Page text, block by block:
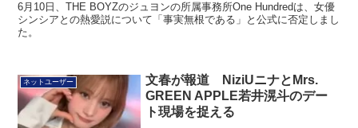
6月10日、THE BOYZのジュヨンの所属事務所One Hundredは、女優
シンシアとの熱愛説について「事実無根である」と公式に否定しまし
た。
ネットユーザー
文春が報道 NiziUニナとMrs.
GREEN APPLE若井滉斗のデー
ト現場を捉える